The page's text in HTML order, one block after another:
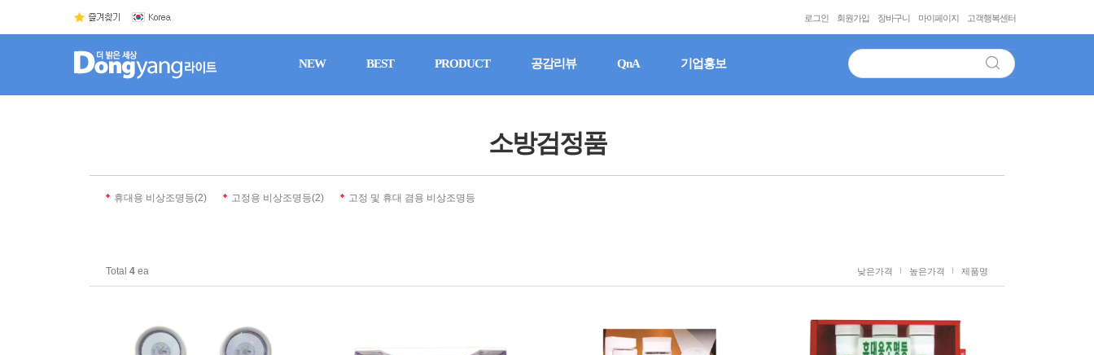
고객행복센터
마이페이지
장바구니
회원가입
로그인
NEW BEST PRODUCT 공감리뷰 QnA 기업홍보
소방검정품
휴대용 비상조명등(2) 고정용 비상조명등(2) 고정 및 휴대 겸용 비상조명등
Total 4 ea 낮은가격 높은가격 제품명